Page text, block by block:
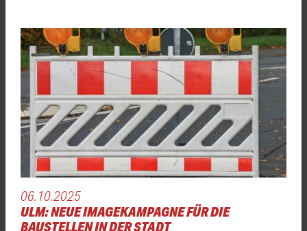
06.10.2025
ULM: NEUE IMAGEKAMPAGNE FÜR DIE
BAUSTELLEN IN DER STADT